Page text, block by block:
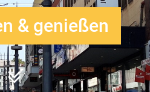
& genießen